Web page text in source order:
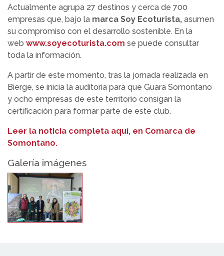
Actualmente agrupa 27 destinos y cerca de 700
empresas que, bajo la marca Soy Ecoturista, asumen
su compromiso con el desarrollo sostenible. En la
web www.soyecoturista.com se puede consultar
toda la información.
A partir de este momento, tras la jornada realizada en
Bierge, se inicia la auditoria para que Guara Somontano
y ocho empresas de este territorio consigan la
certificación para formar parte de este club.
Leer la noticia completa aquí, en Comarca de
Somontano.
Galería imágenes